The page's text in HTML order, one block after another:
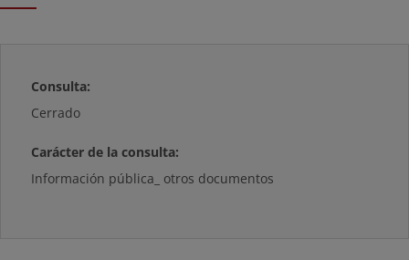
Consulta:
Cerrado
Carácter de la consulta:
Información pública_ otros documentos